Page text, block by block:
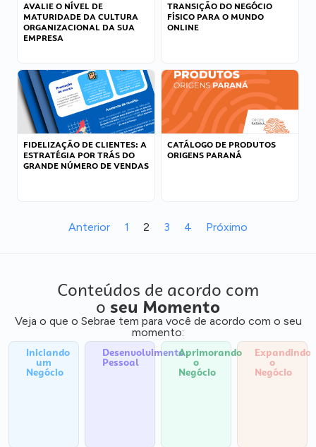
AVALIE O NÍVEL DE
MATURIDADE DA CULTURA
ORGANIZACIONAL DA SUA
EMPRESA
TRANSIÇÃO DO NEGÓCIO
FÍSICO PARA O MUNDO
ONLINE
FIDELIZAÇÃO DE CLIENTES: A
ESTRATÉGIA POR TRÁS DO
GRANDE NÚMERO DE VENDAS
CATÁLOGO DE PRODUTOS
ORIGENS PARANÁ
Anterior 1 2 3 4 Próximo
Conteúdos de acordo com
o seu Momento
Veja o que o Sebrae tem para você de acordo com o seu
momento:
Iniciando
um
Negócio
Desenvolvimento
Pessoal
Aprimorando
o
Negócio
Expandindo
o
Negócio